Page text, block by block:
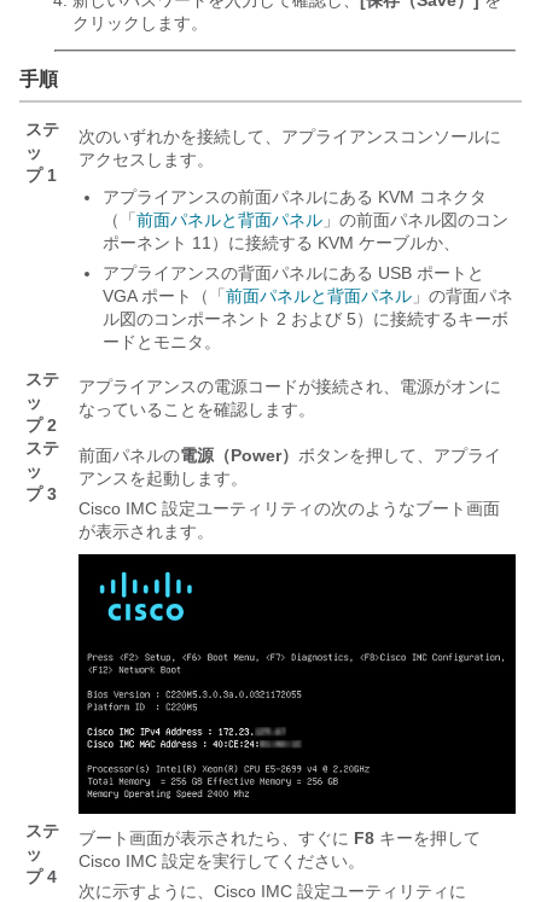
クリックします。
手順
ステ
ッ
プ 1
次のいずれかを接続して、アプライアンスコンソールに
アクセスします。
アプライアンスの前面パネルにある KVM コネクタ
（「 前面パネルと背面パネル 」の前面パネル図のコン
ポーネント 11）に接続する KVM ケーブルか、
アプライアンスの背面パネルにある USB ポートと
VGA ポート（「 前面パネルと背面パネル 」の背面パネ
ル図のコンポーネント 2 および 5）に接続するキーボ
ードとモニタ。
ステ
ッ
プ 2
アプライアンスの電源コードが接続され、電源がオンに
なっていることを確認します。
ステ
ッ
プ 3
前面パネルの電源（Power） ボタンを押して、アプライ
アンスを起動します。
Cisco IMC 設定ユーティリティの次のようなブート画面
が表示されます。
ステ
ッ
プ 4
ブート画面が表示されたら、すぐに F8 キーを押して
Cisco IMC 設定を実行してください。
次に示すように、Cisco IMC 設定ユーティリティに